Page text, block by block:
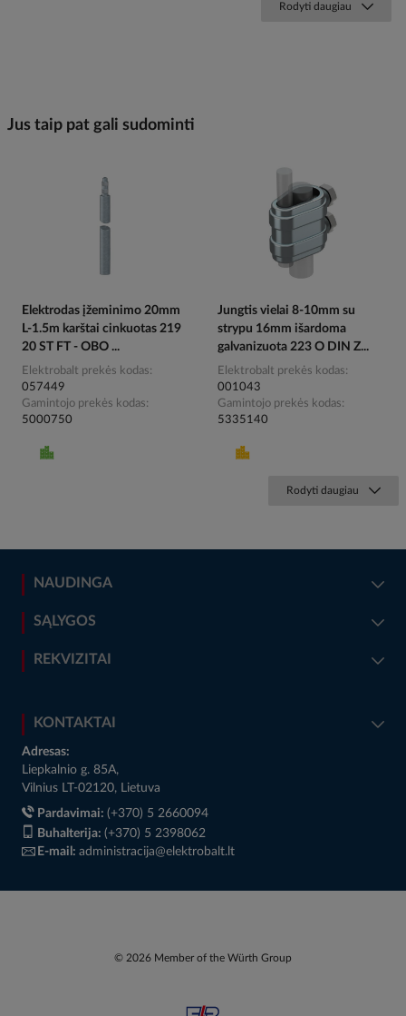
Rodyti daugiau
Jus taip pat gali sudominti
Elektrodas įžeminimo 20mm
L-1.5m karštai cinkuotas 219
20 ST FT - OBO ...
Elektrobalt prekės kodas
057449
Gamintojo prekės kodas
5000750
Jungtis vielai 8-10mm su
strypu 16mm išardoma
galvanizuota 223 O DIN Z...
Elektrobalt prekės kodas
001043
Gamintojo prekės kodas
5335140
Rodyti daugiau
NAUDINGA
SĄLYGOS
REKVIZITAI
KONTAKTAI
Adresas:
Liepkalnio g. 85A,
Vilnius LT-02120, Lietuva
Pardavimai: (+370) 5 2660094
Buhalterija: (+370) 5 2398062
E-mail: administracija@elektrobalt.lt
© 2026 Member of the Würth Group